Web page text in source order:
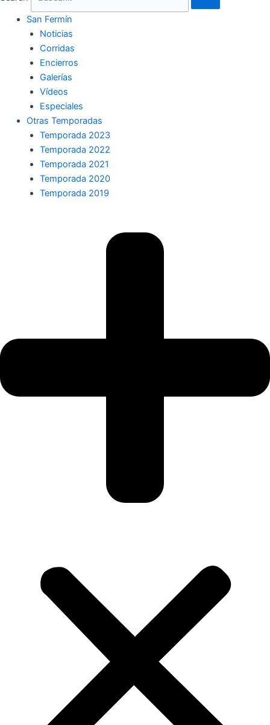
San Fermín
Noticias
Corridas
Encierros
Galerías
Vídeos
Especiales
Otras Temporadas
Temporada 2023
Temporada 2022
Temporada 2021
Temporada 2020
Temporada 2019